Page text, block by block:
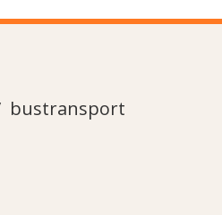
bustransport